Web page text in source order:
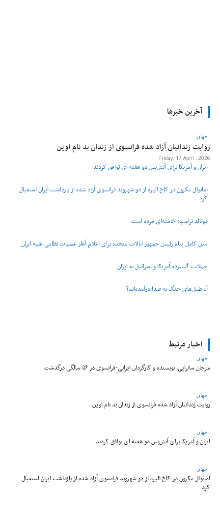
آخرین خبرها
جهان
روایت زندانیان آزاد شده فرانسوی از زندان ‌بد نام اوین
Friday, 17 April , 2026
ایران و آمریکا برای آتش‌بس دو هفته‌ ای توافق کردند
امانوئل مکرون در کاخ الیزه از دو شهروند فرانسوی آزاد شده از بازداشت ایران استقبال
کرد
دونالد ترامپ: خامنه‌ای مرده است
متن کامل پیام رئیس جمهور ایالات متحده برای اعلام آغاز عملیات نظامی علیه ایران
حملات گسترده آمریکا و اسرائیل به ایران
آیا طبل‌های جنگ به صدا درآمده‌اند؟
اخبار مرتبط
جهان
مرجان ساتراپی، نویسنده و کارگردان ایرانی-فرانسوی در ۵۶ سالگی درگذشت
جهان
روایت زندانیان آزاد شده فرانسوی از زندان ‌بد نام اوین
جهان
ایران و آمریکا برای آتش‌بس دو هفته‌ ای توافق کردند
جهان
امانوئل مکرون در کاخ الیزه از دو شهروند فرانسوی آزاد شده از بازداشت ایران استقبال
کرد